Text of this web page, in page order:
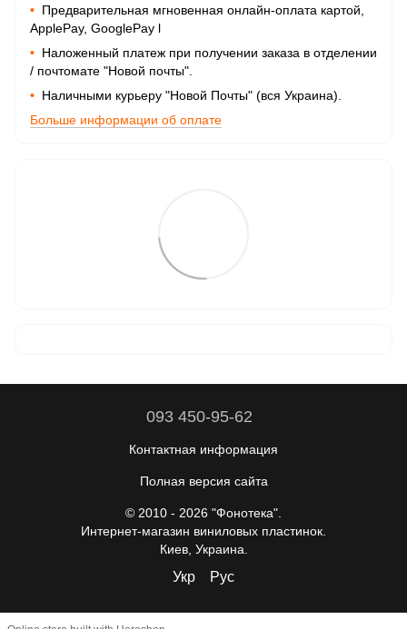
• Предварительная мгновенная онлайн-оплата картой,
ApplePay, GooglePay l
• Наложенный платеж при получении заказа в отделении
/ почтомате "Новой почты".
• Наличными курьеру "Новой Почты" (вся Украина).
Больше информации об оплате
093 450-95-62
Контактная информация
Полная версия сайта
© 2010 - 2026 "Фонотека".
Интернет-магазин виниловых пластинок.
Киев, Украина.
Укр Рус